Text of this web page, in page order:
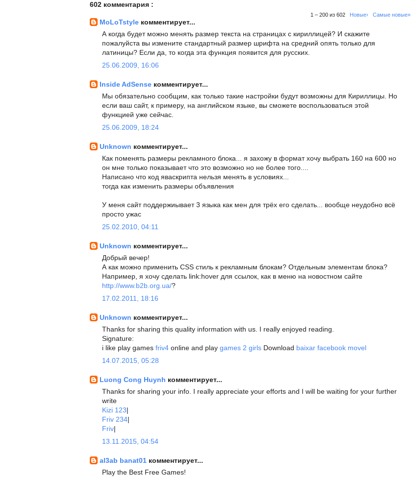
602 комментария :
1 – 200 из 602 Новые› Самые новые»
MoLoTstyle комментирует...
А когда будет можно менять размер текста на страницах с кириллицей? И скажите
пожалуйста вы измените стандартный размер шрифта на средний опять только для
латиницы? Если да, то когда эта функция появится для русских.
25.06.2009, 16:06
Inside AdSense комментирует...
Мы обязательно сообщим, как только такие настройки будут возможны для Кириллицы. Но
если ваш сайт, к примеру, на английском языке, вы сможете воспользоваться этой
функцией уже сейчас.
25.06.2009, 18:24
Unknown комментирует...
Как поменять размеры рекламного блока... я захожу в формат хочу выбрать 160 на 600 но
он мне только показывает что это возможно но не более того....
Написано что код яваскрипта нельзя менять в условиях...
тогда как изменить размеры объявления
У меня сайт поддержиывает 3 языка как мен для трёх его сделать... вообще неудобно всё
просто ужас
25.02.2010, 04:11
Unknown комментирует...
Добрый вечер!
А как можно применить CSS стиль к рекламным блокам? Отдельным элементам блока?
Например, я хочу сделать link:hover для ссылок, как в меню на новостном сайте
http://www.b2b.org.ua/?
17.02.2011, 18:16
Unknown комментирует...
Thanks for sharing this quality information with us. I really enjoyed reading.
Signature:
i like play games friv4 online and play games 2 girls Download baixar facebook movel
14.07.2015, 05:28
Luong Cong Huynh комментирует...
Thanks for sharing your info. I really appreciate your efforts and I will be waiting for your further
write
Kizi 123|
Friv 234|
Friv|
13.11.2015, 04:54
al3ab banat01 комментирует...
Play the Best Free Games!